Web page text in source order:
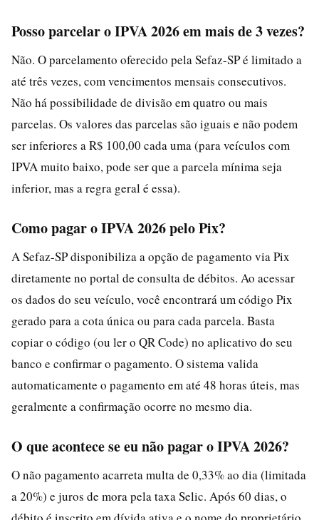
Posso parcelar o IPVA 2026 em mais de 3 vezes?
Não. O parcelamento oferecido pela Sefaz-SP é limitado a
até três vezes, com vencimentos mensais consecutivos.
Não há possibilidade de divisão em quatro ou mais
parcelas. Os valores das parcelas são iguais e não podem
ser inferiores a R$ 100,00 cada uma (para veículos com
IPVA muito baixo, pode ser que a parcela mínima seja
inferior, mas a regra geral é essa).
Como pagar o IPVA 2026 pelo Pix?
A Sefaz-SP disponibiliza a opção de pagamento via Pix
diretamente no portal de consulta de débitos. Ao acessar
os dados do seu veículo, você encontrará um código Pix
gerado para a cota única ou para cada parcela. Basta
copiar o código (ou ler o QR Code) no aplicativo do seu
banco e confirmar o pagamento. O sistema valida
automaticamente o pagamento em até 48 horas úteis, mas
geralmente a confirmação ocorre no mesmo dia.
O que acontece se eu não pagar o IPVA 2026?
O não pagamento acarreta multa de 0,33% ao dia (limitada
a 20%) e juros de mora pela taxa Selic. Após 60 dias, o